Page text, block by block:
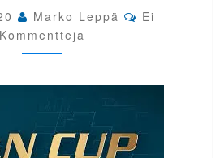
KOVASSA
VEDOSSA.
HEIKKILÄ
NAVOILLA
FINAALISTA.
Marko Leppä Comments
Ei
Kommentteja